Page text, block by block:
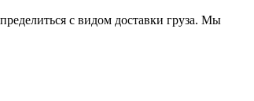
с видом доставки груза. Мы